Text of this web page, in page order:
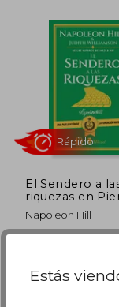
5%
dcto.
Rápido
El Sendero a
riquezas en
hágase rico
Napoleon Hill
Estás